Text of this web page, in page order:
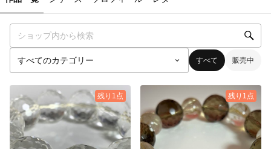
すべて 販売中
残り1点 残り1点